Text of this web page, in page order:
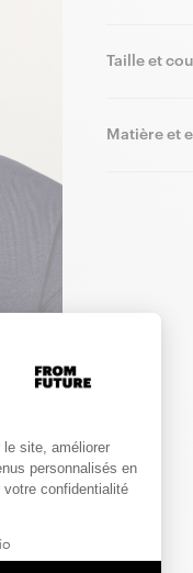
Taille et
Matière et